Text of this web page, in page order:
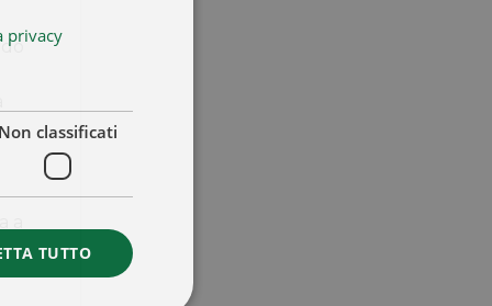
privacy
Non classificati
TUTTO